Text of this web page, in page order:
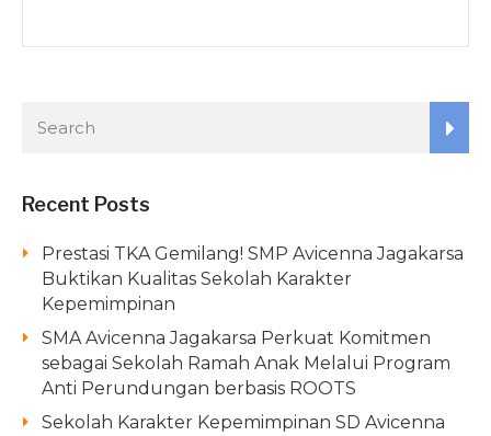
Recent Posts
Prestasi TKA Gemilang! SMP Avicenna Jagakarsa
Buktikan Kualitas Sekolah Karakter
Kepemimpinan
SMA Avicenna Jagakarsa Perkuat Komitmen
sebagai Sekolah Ramah Anak Melalui Program
Anti Perundungan berbasis ROOTS
Sekolah Karakter Kepemimpinan SD Avicenna